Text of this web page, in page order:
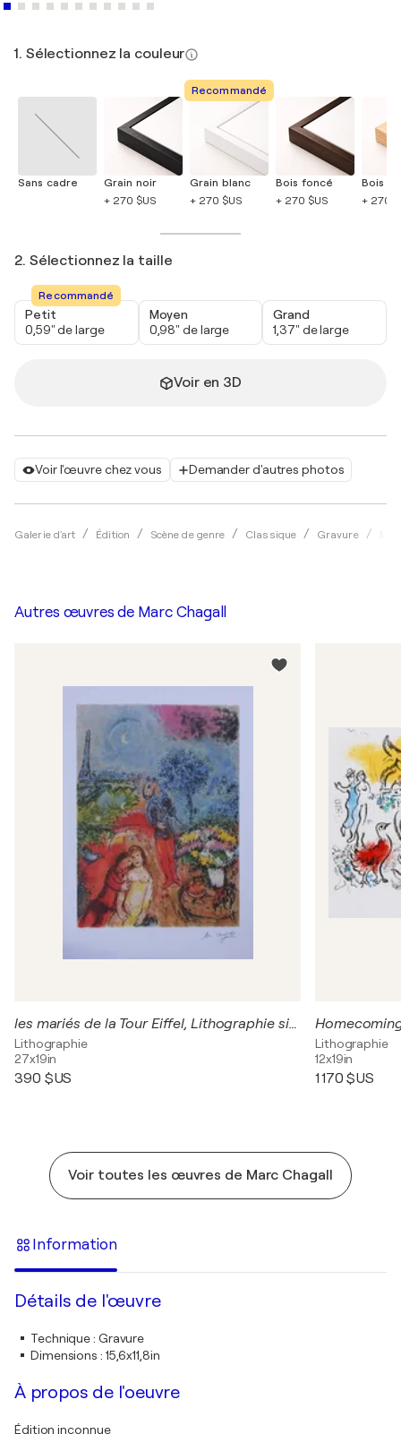
Voir l'œuvre chez vous Demander d'autres photos
Galerie d'art Édition Scène de genre Classique Gravure
1. Sélectionnez la couleur
Sans cadre
Grain noir
+ 270 $US
Recommandé
Grain blanc
+ 270 $US
Bois foncé
+ 270 $US
Bois
+ 270
2. Sélectionnez la taille
Recommandé
Petit
0,59" de large
Moyen
0,98" de large
Grand
1,37" de large
Voir en 3D
Autres œuvres de Marc Chagall
les mariés de la Tour Eiffel, Lithographie signée
Lithographie
27x19in
390 $US
Lithographie
12x19in
1 170 $US
Voir toutes les œuvres de Marc Chagall
Information
Détails de l'œuvre
Technique: Gravure
Dimensions : 15,6x11,8in
À propos de l'oeuvre
Édition inconnue